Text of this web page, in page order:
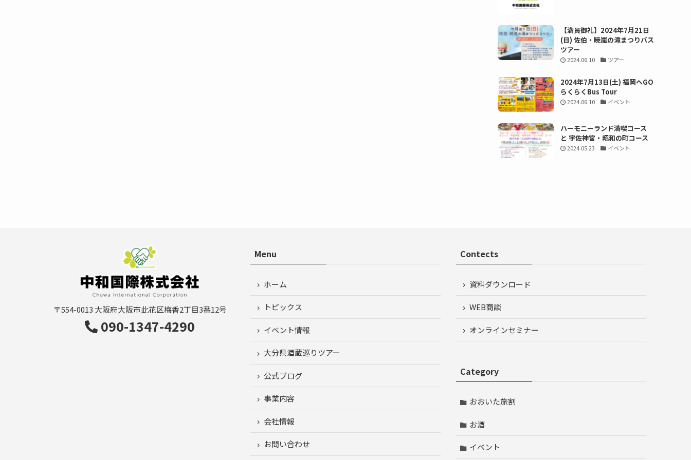
【満員御礼】2024年7月21日
(日) 佐伯・暁嵐の滝まつりバス
ツアー
2024.06.10 ツアー
2024年7月13日(土) 福岡へGO
らくらくBus Tour
2024.06.10 イベント
ハーモニーランド満喫コース
と 宇佐神宮・昭和の町コース
2024.05.23 イベント
〒554-0013 大阪府大阪市此花区梅香2丁目3番12号
090-1347-4290
Menu
ホーム
トピックス
イベント情報
大分県酒蔵巡りツアー
公式ブログ
事業内容
会社情報
お問い合わせ
Contects
資料ダウンロード
WEB商談
オンラインセミナー
Category
おおいた旅割
お酒
イベント